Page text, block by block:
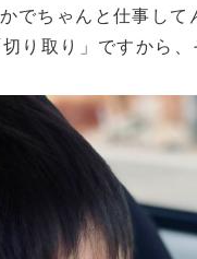
でちゃんと仕事し
り取り」ですから